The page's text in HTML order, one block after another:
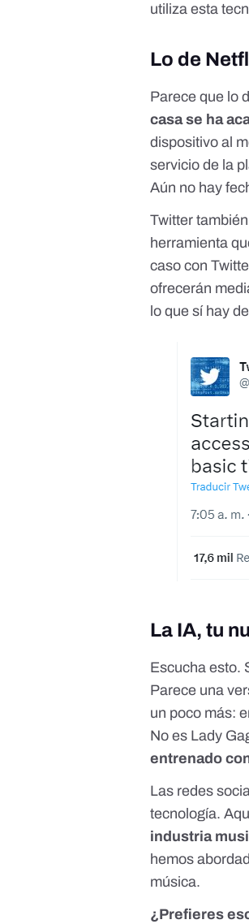
utiliza esta
Lo de
Parece que lo
casa se ha
dispositivo al
servicio de la
Aún no hay
Twitter
herramienta
caso con
ofrecerán
lo que sí hay
La IA, tu
Escucha esto.
Parece una
un poco más:
No es Lady
entrenado
Las redes
tecnología.
industria
hemos
música.
¿Prefieres